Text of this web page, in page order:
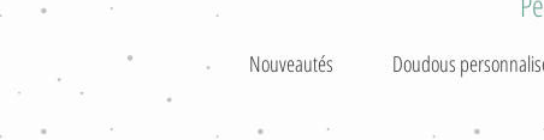
Nouveautés Doudous